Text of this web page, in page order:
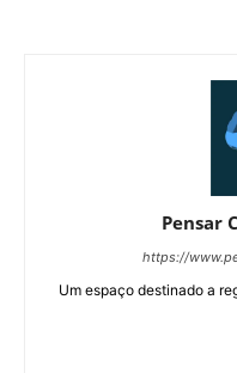
Pensar
https://
Um espaço destinado a